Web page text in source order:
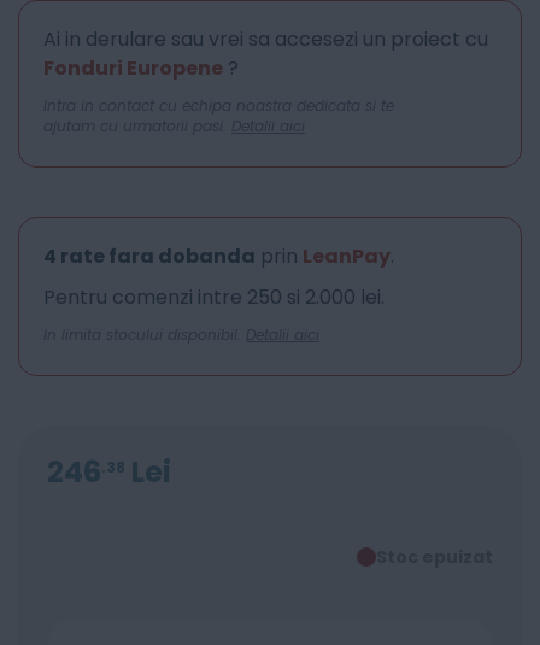
Ai in derulare sau vrei sa accesezi un proiect cu
Fonduri Europene ?
Intra in contact cu echipa noastra dedicata si te
ajutam cu urmatorii pasi. Detalii aici
4 rate fara dobanda prin LeanPay.
Pentru comenzi intre 250 si 2.000 lei.
In limita stocului disponibil. Detalii aici
246 38 Lei